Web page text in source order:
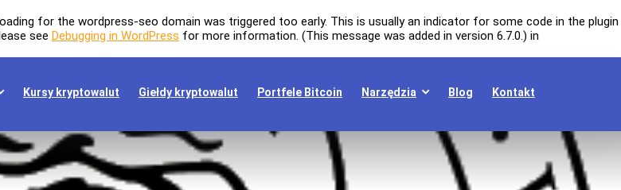
for the wordpress-seo domain was triggered too early. This is usually an indicator for some code in the plugin
see Debugging in WordPress for more information. (This message was added in version 6.7.0.) in
Kursy kryptowalut Giełdy kryptowalut Portfele Bitcoin Narzędzia Blog Kontakt